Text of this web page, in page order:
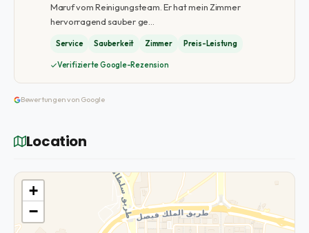
Maruf vom Reinigungsteam. Er hat mein Zimmer
hervorragend sauber ge…
Service Sauberkeit Zimmer Preis-Leistung
Verifizierte Google-Rezension
Bewertungen von Google
Location
+
−